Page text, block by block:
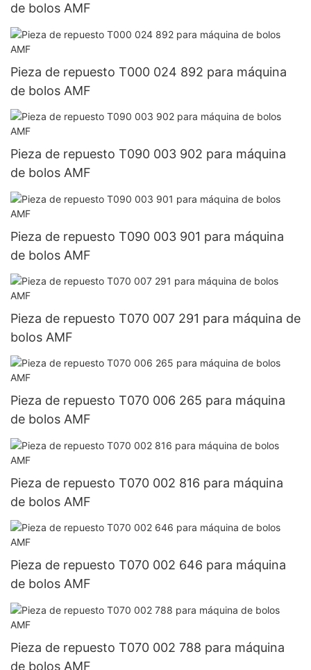
de bolos AMF
Pieza de repuesto T000 024 892 para máquina
de bolos AMF
Pieza de repuesto T090 003 902 para máquina
de bolos AMF
Pieza de repuesto T090 003 901 para máquina
de bolos AMF
Pieza de repuesto T070 007 291 para máquina de
bolos AMF
Pieza de repuesto T070 006 265 para máquina
de bolos AMF
Pieza de repuesto T070 002 816 para máquina
de bolos AMF
Pieza de repuesto T070 002 646 para máquina
de bolos AMF
Pieza de repuesto T070 002 788 para máquina
de bolos AMF